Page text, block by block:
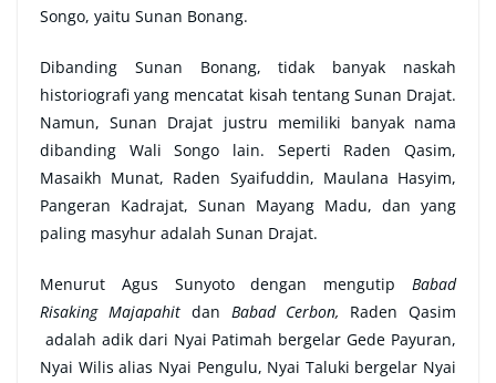
Songo, yaitu Sunan Bonang.
Dibanding Sunan Bonang, tidak banyak naskah
historiografi yang mencatat kisah tentang Sunan Drajat.
Namun, Sunan Drajat justru memiliki banyak nama
dibanding Wali Songo lain. Seperti Raden Qasim,
Masaikh Munat, Raden Syaifuddin, Maulana Hasyim,
Pangeran Kadrajat, Sunan Mayang Madu, dan yang
paling masyhur adalah Sunan Drajat.
Menurut Agus Sunyoto dengan mengutip Babad
Risaking Majapahit dan Babad Cerbon, Raden Qasim
adalah adik dari Nyai Patimah bergelar Gede Payuran,
Nyai Wilis alias Nyai Pengulu, Nyai Taluki bergelar Nyai